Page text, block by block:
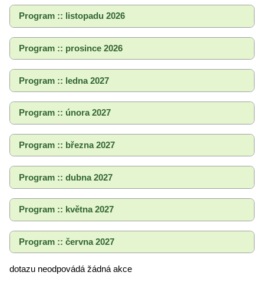
Program :: listopadu 2026
Program :: prosince 2026
Program :: ledna 2027
Program :: února 2027
Program :: března 2027
Program :: dubna 2027
Program :: května 2027
Program :: června 2027
dotazu neodpovádá žádná akce